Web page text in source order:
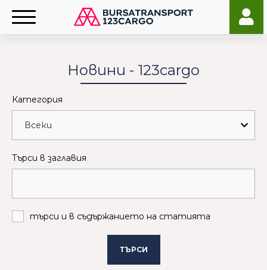
Новини - 123cargo
Категория
Търси в заглавия
търси и в съдържанието на статията
ТЪРСИ